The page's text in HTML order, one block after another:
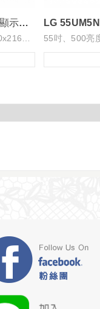
LG 55UH5N-E商用顯示器24/7